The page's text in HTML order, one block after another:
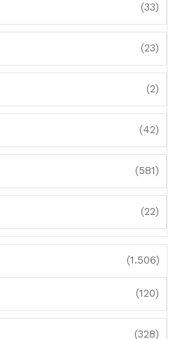
(33)
(23)
(2)
(42)
(581)
(22)
(1.506)
(120)
(328)